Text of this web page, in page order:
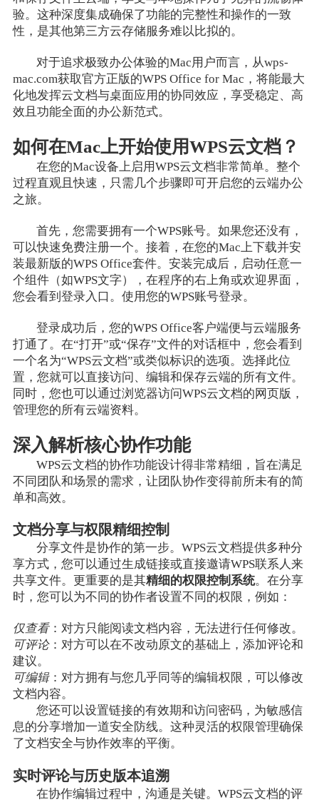
验。这种深度集成确保了功能的完整性和操作的一致
性，是其他第三方云存储服务难以比拟的。
对于追求极致办公体验的Mac用户而言，从wps-
mac.com获取官方正版的WPS Office for Mac，将能最大
化地发挥云文档与桌面应用的协同效应，享受稳定、高
效且功能全面的办公新范式。
如何在Mac上开始使用WPS云文档？
在您的Mac设备上启用WPS云文档非常简单。整个
过程直观且快速，只需几个步骤即可开启您的云端办公
之旅。
首先，您需要拥有一个WPS账号。如果您还没有，
可以快速免费注册一个。接着，在您的Mac上下载并安
装最新版的WPS Office套件。安装完成后，启动任意一
个组件（如WPS文字），在程序的右上角或欢迎界面，
您会看到登录入口。使用您的WPS账号登录。
登录成功后，您的WPS Office客户端便与云端服务
打通了。在“打开”或“保存”文件的对话框中，您会看到
一个名为“WPS云文档”或类似标识的选项。选择此位
置，您就可以直接访问、编辑和保存云端的所有文件。
同时，您也可以通过浏览器访问WPS云文档的网页版，
管理您的所有云端资料。
深入解析核心协作功能
WPS云文档的协作功能设计得非常精细，旨在满足
不同团队和场景的需求，让团队协作变得前所未有的简
单和高效。
文档分享与权限精细控制
分享文件是协作的第一步。WPS云文档提供多种分
享方式，您可以通过生成链接或直接邀请WPS联系人来
共享文件。更重要的是其精细的权限控制系统。在分享
时，您可以为不同的协作者设置不同的权限，例如：
仅查看：对方只能阅读文档内容，无法进行任何修改。
可评论：对方可以在不改动原文的基础上，添加评论和
建议。
可编辑：对方拥有与您几乎同等的编辑权限，可以修改
文档内容。
您还可以设置链接的有效期和访问密码，为敏感信
息的分享增加一道安全防线。这种灵活的权限管理确保
了文档安全与协作效率的平衡。
实时评论与历史版本追溯
在协作编辑过程中，沟通是关键。WPS云文档的评